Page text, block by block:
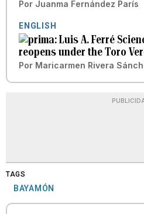
Por Juanma Fernández París
ENGLISH
Luis A. Ferré
reopens under the Toro
Por Maricarmen Rivera
TAGS
BAYAMÓN